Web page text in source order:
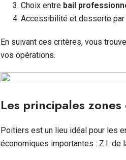
Choix entre bail
Accessibilité et desserte
En suivant ces critères, vous
vos opérations.
Les principales
Poitiers est un lieu idéal pour les
économiques importantes : Z.I. de